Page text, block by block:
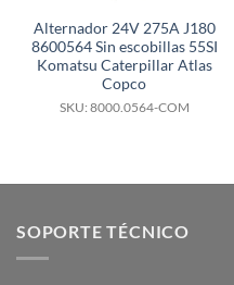
Alternador 24V 275A J180
8600564 Sin escobillas 55SI
Komatsu Caterpillar Atlas
Copco
SKU: 8000.0564-COM
SOPORTE TÉCNICO